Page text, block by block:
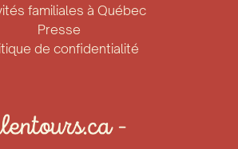
familiales à Québec
Presse
de confidentialité